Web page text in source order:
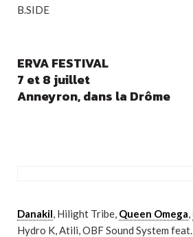
B.SIDE
ERVA FESTIVAL
7 et 8 juillet
Anneyron, dans la Drôme
Danakil, Hilight Tribe, Queen Omega,
Hydro K, Atili, OBF Sound System